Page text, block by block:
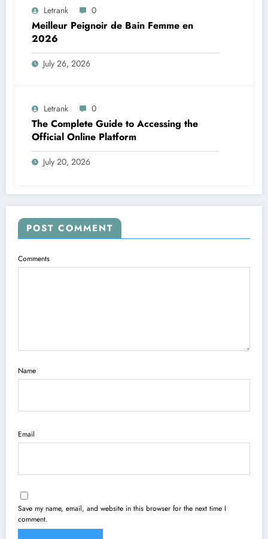
Letrank 0
Meilleur Peignoir de Bain Femme en
2026
July 26, 2026
Letrank 0
The Complete Guide to Accessing the
Official Online Platform
July 20, 2026
POST COMMENT
Comments
Name
Email
Save my name, email, and website in this browser for the next time I
comment.